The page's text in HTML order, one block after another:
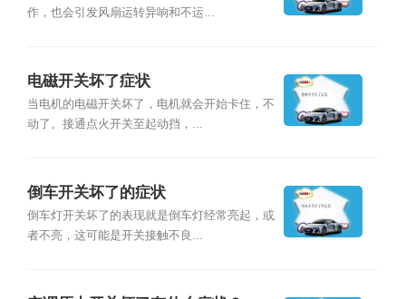
作，也会引发风扇运转异响和不运...
电磁开关坏了症状
当电机的电磁开关坏了，电机就会开始卡住，不
动了。接通点火开关至起动挡，...
倒车开关坏了的症状
倒车灯开关坏了的表现就是倒车灯经常亮起，或
者不亮，这可能是开关接触不良...